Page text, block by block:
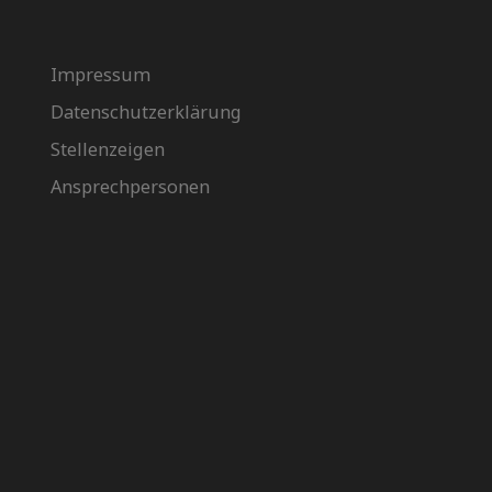
Impressum
Datenschutzerklärung
Stellenzeigen
Ansprechpersonen